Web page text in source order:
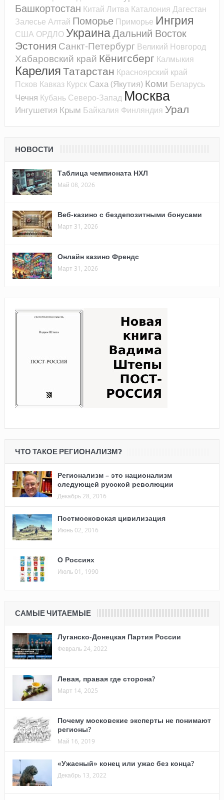
Башкортостан Китай Литва Каталония Дагестан
Залесье Алтай Поморье Приморье Ингрия
США ОРДЛО УкраинаДальний Восток
Эстония Санкт-Петербург Великий Новгород
Хабаровский край Кёнигсберг Калмыкия
КарелияТатарстан Красноярский край
Псков Кавказ Курск Саха (Якутия) Коми Беларусь
Чечня Кубань Северо-Запад Москва
Ингушетия Крым Байкалия Финляндия Урал
НОВОСТИ
Таблица чемпионата НХЛ
Май 08, 2026
Веб-казино с бездепозитными бонусами
Март 31, 2026
Онлайн казино Френдс
Март 31, 2026
ЧТО ТАКОЕ РЕГИОНАЛИЗМ?
Регионализм – это национализм
следующей русской революции
Декабрь 28, 2016
Постмосковская цивилизация
Июнь 02, 2016
О Россиях
Июль 01, 1990
САМЫЕ ЧИТАЕМЫЕ
Луганско-Донецкая Партия России
Февраль 24, 2022
Левая, правая где сторона?
Март 14, 2025
Почему московские эксперты не понимают
регионы?
Май 16, 2019
«Ужасный» конец или ужас без конца?
Декабрь 13, 2022